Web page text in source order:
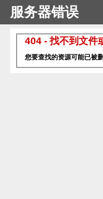
服务器错误
404 - 找不到文件
您要查找的资源可能已被